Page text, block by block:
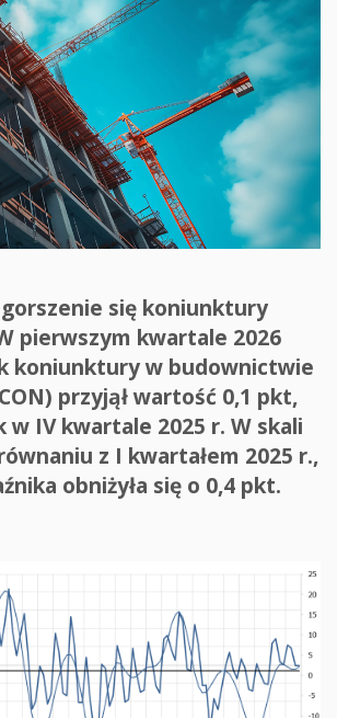
się koniunktury
pierwszym kwartale 2026
koniunktury w budownictwie
przyjął wartość 0,1 pkt,
w IV kwartale 2025 r. W skali
z I kwartałem 2025 r.,
obniżyła się o 0,4 pkt.